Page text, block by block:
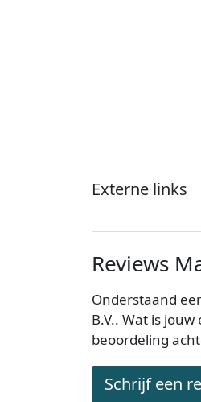
Externe links
Reviews
Onderstaand
B.V.. Wat is
beoordeling
Schrijf een